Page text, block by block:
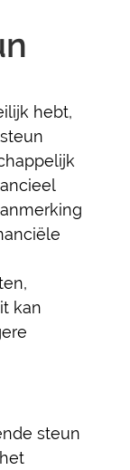
hebt,
kan
steun